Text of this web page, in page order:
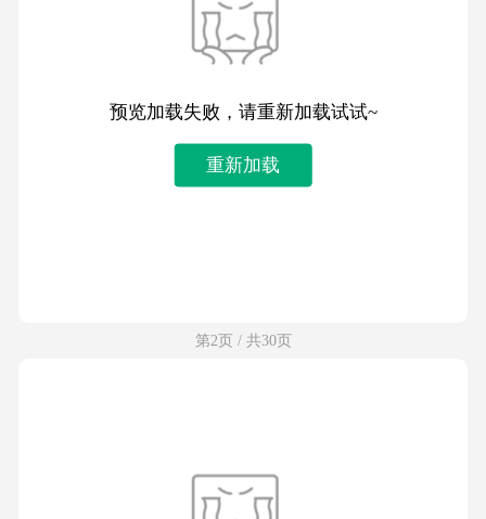
预览加载失败，请重新加载试试~
重新加载
第2页 / 共30页